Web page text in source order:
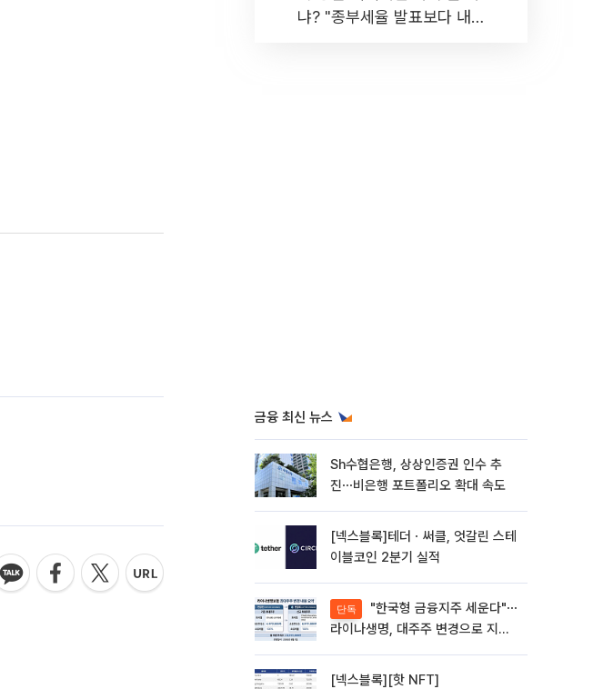
냐? "종부세율 발표보다 내릴
금융 최신 뉴스
Sh수협은행, 상상인증권 인수 추
진⋯비은행 포트폴리오 확대 속도
[넥스블록]테더ㆍ써클, 엇갈린 스테
이블코인 2분기 실적
단독
라이나생명, 대주주 변경으로 지주
[넥스블록][핫 NFT]